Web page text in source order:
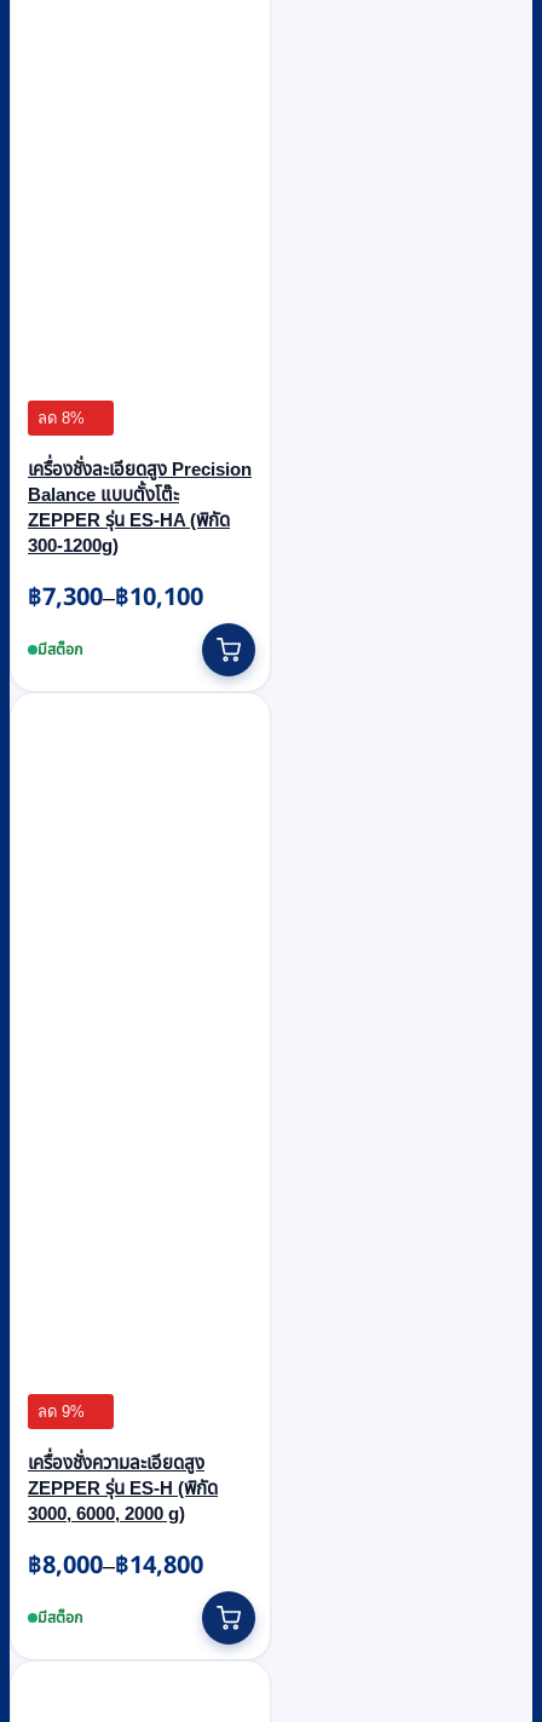
ลด 8%
เครื่องชั่งละเอียดสูง Precision
Balance แบบตั้งโต๊ะ
ZEPPER รุ่น ES-HA (พิกัด
300-1200g)
฿7,300–฿10,100
Price
range:
฿7,300
มีสต็อก
product
ลด 9%
เครื่องชั่งความละเอียดสูง
ZEPPER รุ่น ES-H (พิกัด
3000, 6000, 2000 g)
฿8,000–฿14,800
Price
range:
฿8,000
มีสต็อก
product